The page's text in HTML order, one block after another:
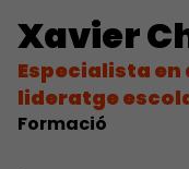
Xavier
Especialista
lideratge
Formació